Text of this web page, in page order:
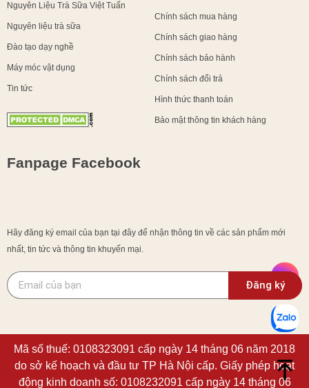
Nguyên Liệu Trà Sữa Việt Tuấn
Nguyên liệu trà sữa
Đào tạo dạy nghề
Máy móc vật dụng
Tin tức
Chính sách mua hàng
Chính sách giao hàng
Chính sách bảo hành
Chính sách đổi trả
Hình thức thanh toán
Bảo mật thông tin khách hàng
Fanpage Facebook
Hãy đăng ký email của bạn tại đây để nhận thông tin về các sản phẩm mới
nhất, tin tức và thông tin khuyến mại.
Đăng ký
Mã số thuế: 0108323091 cấp ngày 14 tháng 06 năm 2018
do sở kế hoạch và đầu tư TP Hà Nội cấp. Giấy phép hoạt
động kinh doanh số: 0108232091 cấp ngày 14 tháng 06